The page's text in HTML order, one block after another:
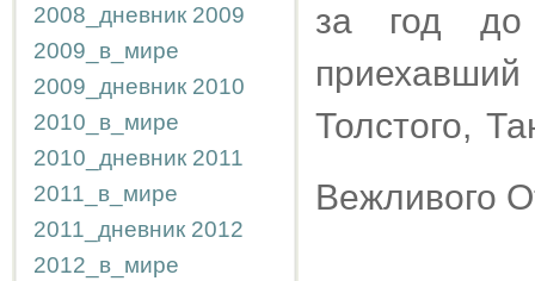
2008_дневник 2009
2009_в_мире
2009_дневник 2010
2010_в_мире
2010_дневник 2011
2011_в_мире
2011_дневник 2012
2012_в_мире
за год до
Толстого,
Вежливого